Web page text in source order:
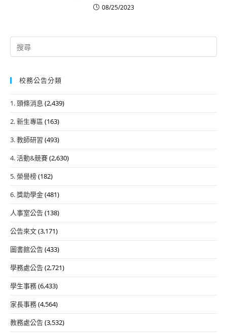
08/25/2023
Search
for:
校務公告分類
1. 頭條消息 (2,439)
2. 新生專區 (163)
3. 教師研習 (493)
4. 活動&競賽(2,630)
5. 榮譽榜(182)
6. 獎助學金(481)
人事室公告(138)
公告來文(3,171)
圖書館公告(433)
學務處公告(2,721)
學生事務(6,433)
家長事務(4,564)
教務處公告(3,532)